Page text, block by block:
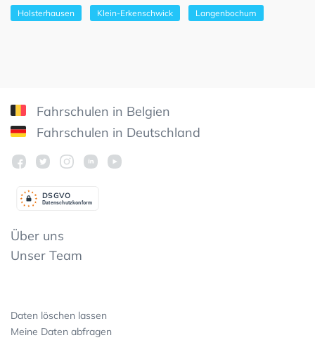
Holsterhausen Klein-Erkenschwick Langenbochum
Fahrschulen in Belgien
Fahrschulen in Deutschland
Datenschutzkonform
DSGVO
Über uns
Unser Team
Daten löschen lassen
Meine Daten abfragen